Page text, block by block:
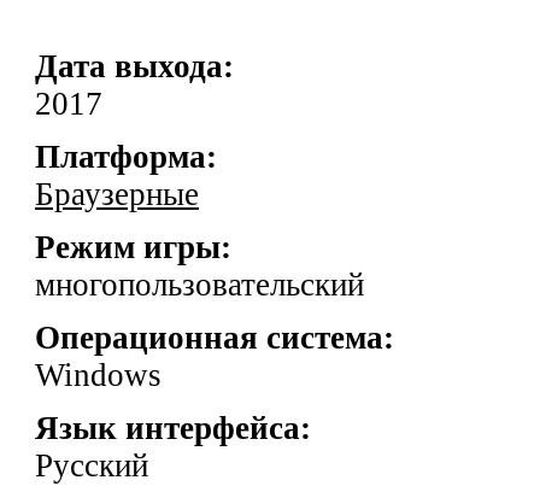
Дата выхода:
2017
Платформа:
Браузерные
Режим игры:
многопользовательский
Операционная система:
Windows
Язык интерфейса:
Русский